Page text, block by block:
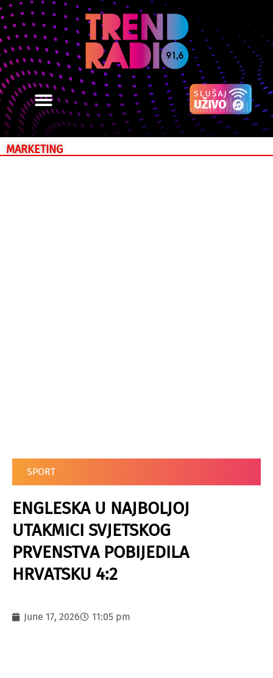
MARKETING
SPORT
ENGLESKA U NAJBOLJOJ
UTAKMICI SVJETSKOG
PRVENSTVA POBIJEDILA
HRVATSKU 4:2
June 17, 2026 11:05 pm